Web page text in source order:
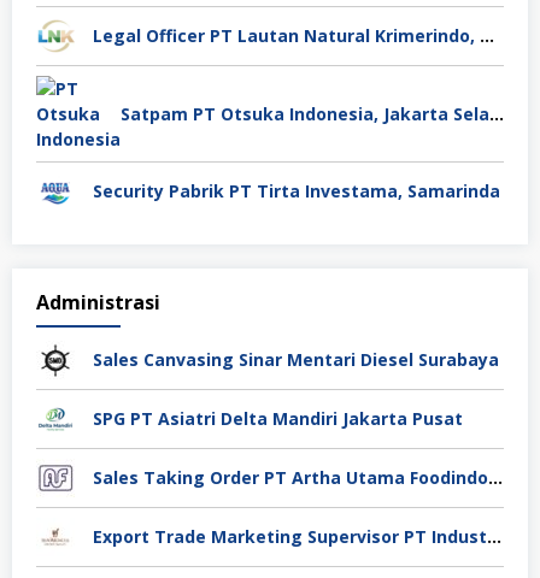
Legal Officer PT Lautan Natural Krimerindo, Mojokerto
Satpam PT Otsuka Indonesia, Jakarta Selatan
Security Pabrik PT Tirta Investama, Samarinda
Administrasi
Sales Canvasing Sinar Mentari Diesel Surabaya
SPG PT Asiatri Delta Mandiri Jakarta Pusat
Sales Taking Order PT Artha Utama Foodindo Tangerang
Export Trade Marketing Supervisor PT Industri Jamu Dan Farmasi Sido Muncul Tbk, Jakarta